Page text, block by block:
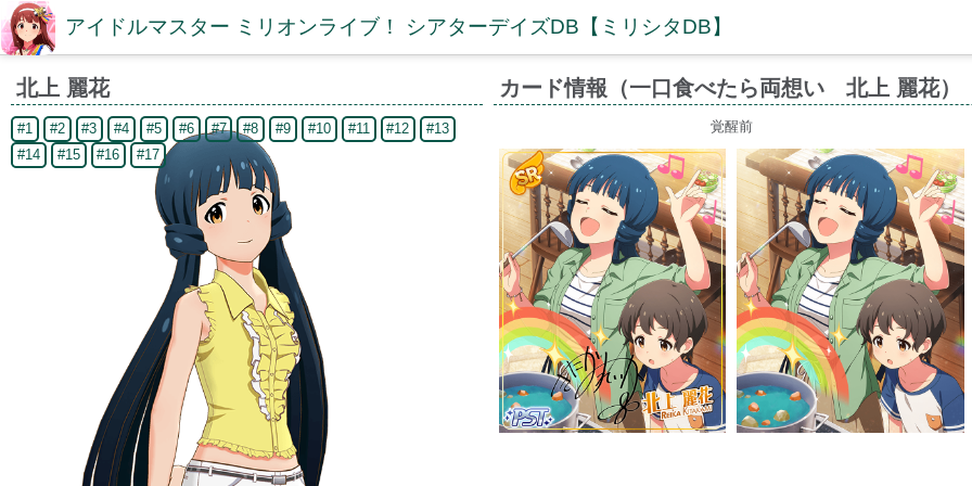
アイドルマスター ミリオンライブ！ シアターデイズDB【ミリシタDB】
北上 麗花
#1 #2 #3 #4 #5 #6 #7 #8 #9 #10 #11 #12
#13
#14
#15 #16 #17
カード情報（一口食べたら両想い 北上 麗花）
覚醒前